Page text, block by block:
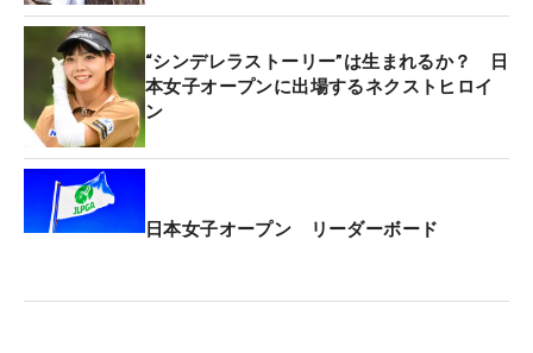
“シンデレラストーリー”は生まれるか？ 日
本女子オープンに出場するネクストヒロイ
ン
日本女子オープン リーダーボード